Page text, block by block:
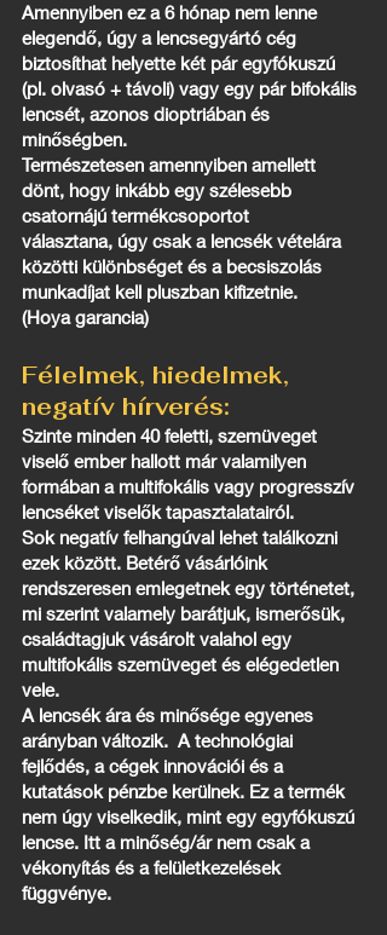
Amennyiben ez a 6 hónap nem lenne
elegendő, úgy a lencsegyártó cég
biztosíthat helyette két pár egyfókuszú
(pl. olvasó + távoli) vagy egy pár bifokális
lencsét, azonos dioptriában és
minőségben.
Természetesen amennyiben amellett
dönt, hogy inkább egy szélesebb
csatornájú termékcsoportot
választana, úgy csak a lencsék vételára
közötti különbséget és a becsiszolás
munkadíjat kell pluszban kifizetnie.
(Hoya garancia)
Félelmek, hiedelmek,
negatív hírverés:
Szinte minden 40 feletti, szemüveget
viselő ember hallott már valamilyen
formában a multifokális vagy progresszív
lencséket viselők tapasztalatairól.
Sok negatív felhangúval lehet találkozni
ezek között. Betérő vásárlóink
rendszeresen emlegetnek egy történetet,
mi szerint valamely barátjuk, ismerősük,
családtagjuk vásárolt valahol egy
multifokális szemüveget és elégedetlen
vele.
A lencsék ára és minősége egyenes
arányban változik. A technológiai
fejlődés, a cégek innovációi és a
kutatások pénzbe kerülnek. Ez a termék
nem úgy viselkedik, mint egy egyfókuszú
lencse. Itt a minőség/ár nem csak a
vékonyítás és a felületkezelések
függvénye.